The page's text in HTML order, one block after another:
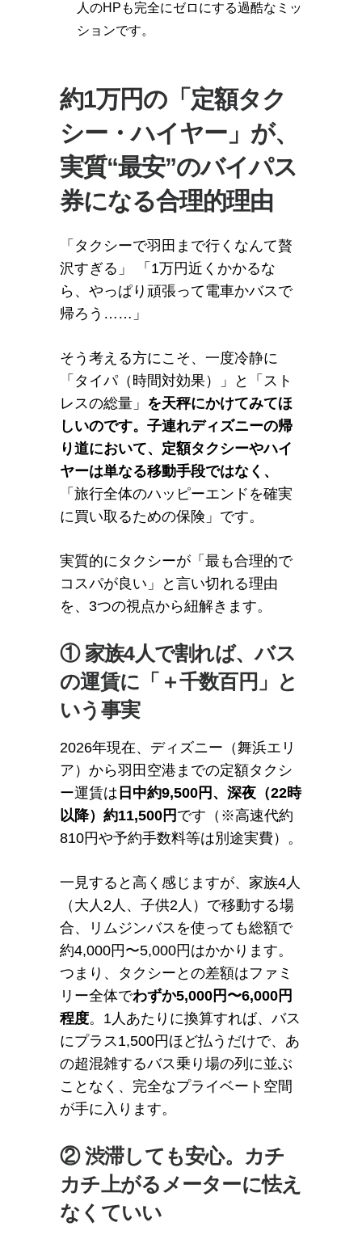
人のHPも完全にゼロにする過酷なミッ
ションです。
約1万円の「定額タク
シー・ハイヤー」が、
実質“最安”のバイパス
券になる合理的理由
「タクシーで羽田まで行くなんて贅
沢すぎる」 「1万円近くかかるな
ら、やっぱり頑張って電車かバスで
帰ろう……」
そう考える方にこそ、一度冷静に
「タイパ（時間対効果）」と「スト
レスの総量」 を天秤にかけてみてほ
しいのです。子連れディズニーの帰
り道において、定額タクシーやハイ
ヤーは単なる移動手段ではなく、
「旅行全体のハッピーエンドを確実
に買い取るための保険」です。
実質的にタクシーが「最も合理的で
コスパが良い」と言い切れる理由
を、3つの視点から紐解きます。
① 家族4人で割れば、バス
の運賃に「＋千数百円」と
いう事実
2026年現在、ディズニー（舞浜エリ
ア）から羽田空港までの定額タクシ
ー運賃は 日中約9,500円、深夜（22時
以降）約11,500円 です（※高速代約
810円や予約手数料等は別途実費）。
一見すると高く感じますが、家族4人
（大人2人、子供2人）で移動する場
合、リムジンバスを使っても総額で
約4,000円〜5,000円はかかります。
つまり、タクシーとの差額はファミ
リー全体でわずか5,000円〜6,000円
程度。1人あたりに換算すれば、バス
にプラス1,500円ほど払うだけで、あ
の超混雑するバス乗り場の列に並ぶ
ことなく、完全なプライベート空間
が手に入ります。
② 渋滞しても安心。カチ
カチ上がるメーターに怯え
なくていい